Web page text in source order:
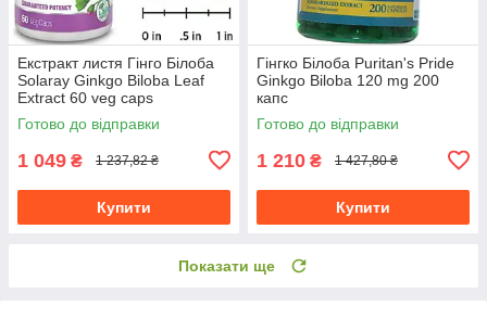
Екстракт листя Гінго Білоба
Solaray Ginkgo Biloba Leaf
Extract 60 veg caps
Готово до відправки
1 049 ₴ 1 237,82 ₴
Купити
Гінгко Білоба Puritan's Pride
Ginkgo Biloba 120 mg 200
капс
Готово до відправки
1 210 ₴ 1 427,80 ₴
Купити
Показати ще